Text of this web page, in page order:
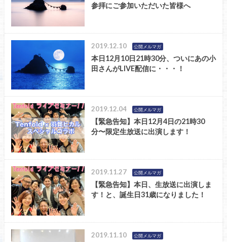
参拝にご参加いただいた皆様へ
2019.12.10 公開メルマガ
本日12月10日21時30分、ついにあの小
田さんがLIVE配信に・・・！
2019.12.04 公開メルマガ
【緊急告知】本日12月4日の21時30
分〜限定生放送に出演します！
2019.11.27 公開メルマガ
【緊急告知】本日、生放送に出演しま
す！と、誕生日31歳になりました！
2019.11.10 公開メルマガ